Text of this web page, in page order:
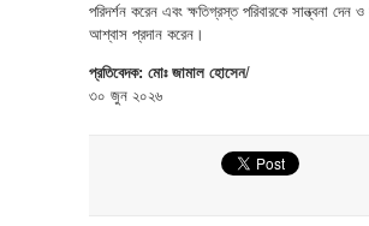
পরিদর্শন করেন এবং ক্ষতিগ্রস্ত পরিবারকে সান্ত্বনা দেন
আশ্বাস প্রদান করেন।
প্রতিবেদক: মোঃ জামাল হোসেন/
৩০ জুন ২০২৬